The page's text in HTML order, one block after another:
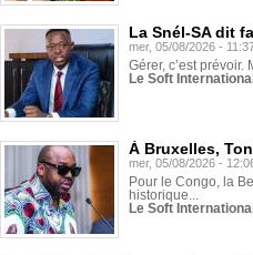
La Snél-SA dit
mer, 05/08/2026 -
Gérer, c’est
Le Soft
À Bruxelles,
mer, 05/08/2026 -
Pour le Congo, la
historique...
Le Soft